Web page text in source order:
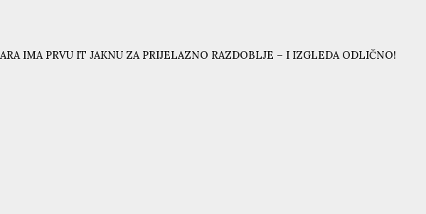
IMA PRVU IT JAKNU ZA PRIJELAZNO RAZDOBLJE – I IZGLEDA ODLIČNO!